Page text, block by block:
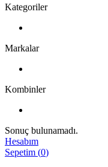
Kategoriler
Markalar
Kombinler
Sonuç bulunamadı.
Hesabım
Sepetim (0)